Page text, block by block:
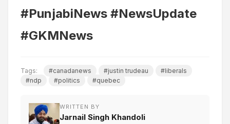
#PunjabiNews #NewsUpdate
#GKMNews
Tags: #canadanews #justin trudeau
#liberals
#ndp
#politics #quebec
WRITTEN BY
Jarnail Singh Khandoli